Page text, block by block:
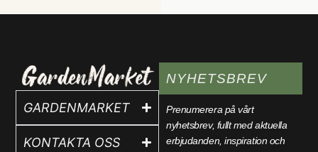
GARDENMARKET
KONTAKTA OSS
NYHETSBREV
Prenumerera på vårt
nyhetsbrev, fullt med aktuella
erbjudanden, inspiration och